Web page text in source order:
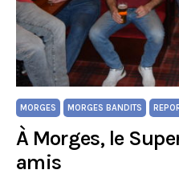
MORGES MORGES BANDITS
À Morges, le
amis